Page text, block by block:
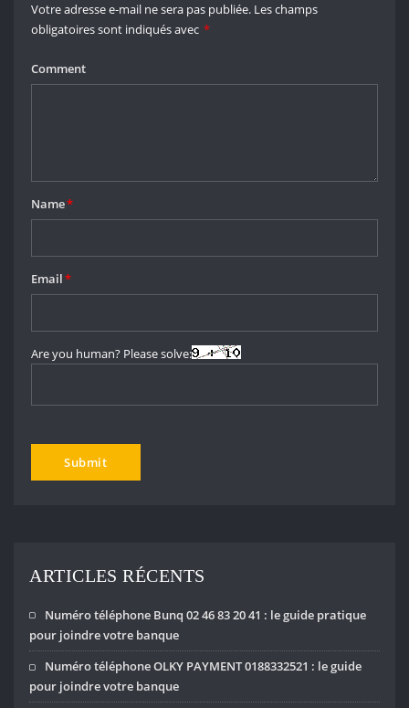
Votre adresse e-mail ne sera pas publiée. Les champs
obligatoires sont indiqués avec *
Comment
Name*
Email*
Are you human? Please solve:
ARTICLES RÉCENTS
Numéro téléphone Bunq 02 46 83 20 41 : le guide pratique
pour joindre votre banque
Numéro téléphone OLKY PAYMENT 0188332521 : le guide
pour joindre votre banque